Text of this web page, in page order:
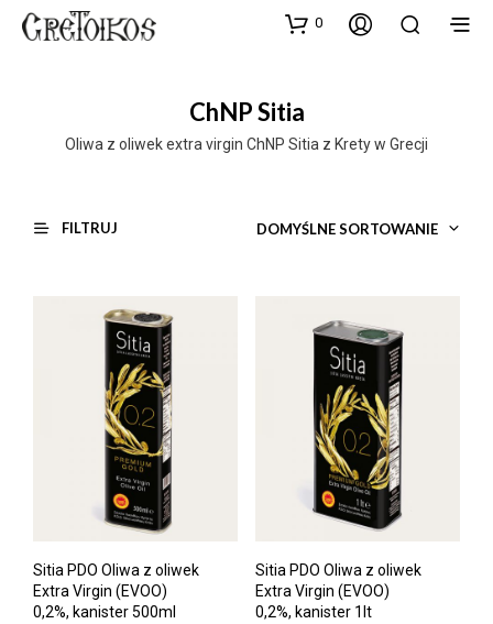
0
ChNP Sitia
Oliwa z oliwek extra virgin ChNP Sitia z Krety w Grecji
FILTRUJ DOMYŚLNE SORTOWANIE
Sitia PDO Oliwa z oliwek
Extra Virgin (EVOO)
0,2%, kanister 500ml
Sitia PDO Oliwa z oliwek
Extra Virgin (EVOO)
0,2%, kanister 1lt